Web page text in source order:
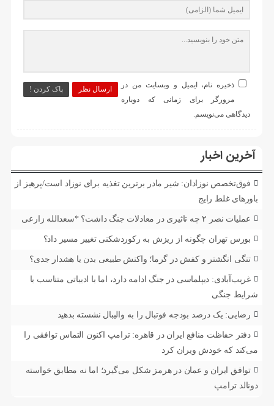
ارسال نظر پاک کردن !
ذخیره نام، ایمیل و وبسایت من در
مرورگر برای زمانی که دوباره
دیدگاهی می‌نویسم.
آخرین اخبار
فوق‌تخصص نوزادان: شیر مادر برترین تغذیه برای نوزاد است/پرهیز از
باورهای غلط رایج
عملیات نصر ۲ چه تاثیری در معادلات جنگ داشت؟ *سعدالله زارعی
بورس تهران چگونه از ریزش به رکوردشکنی تغییر مسیر داد؟
تنگی انگشتر و کفش در گرما؛ واکنش طبیعی بدن یا هشدار جدی؟
غریب‌آبادی: دیپلماسی در جنگ ادامه دارد، اما با ادبیاتی متناسب با
شرایط جنگی
رضایی: یک درصد بودجه فوتبال را به والیبال نشسته بدهید
دفتر حفاظت منافع ایران در قاهره: ترامپ اکنون التماس توافقی را
می‌کند که خودش ویران کرد
توافق ایران و عمان در هرمز شکل می‌گیرد؛ اما نه مطابق خواسته
دونالد ترامپ